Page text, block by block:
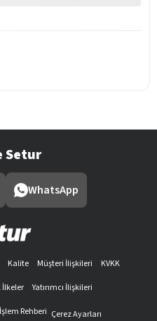
Setur
WhatsApp
Kalite Müşteri İlişkileri
KVKK
İlkeler
Yatırımcı İlişkileri
İşlem Rehberi Çerez Ayarları